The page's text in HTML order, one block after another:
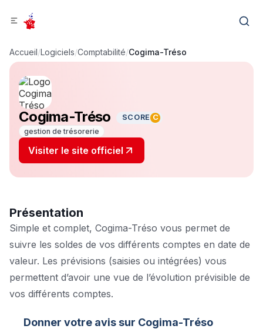
Accueil/Logiciels/Comptabilité/Cogima-Tréso
Cogima-Tréso SCORE C
gestion de trésorerie
Visiter le site officiel
Présentation
Simple et complet, Cogima-Tréso vous permet de
suivre les soldes de vos différents comptes en date de
valeur. Les prévisions (saisies ou intégrées) vous
permettent d’avoir une vue de l’évolution prévisible de
vos différents comptes.
Donner votre avis sur Cogima-Tréso